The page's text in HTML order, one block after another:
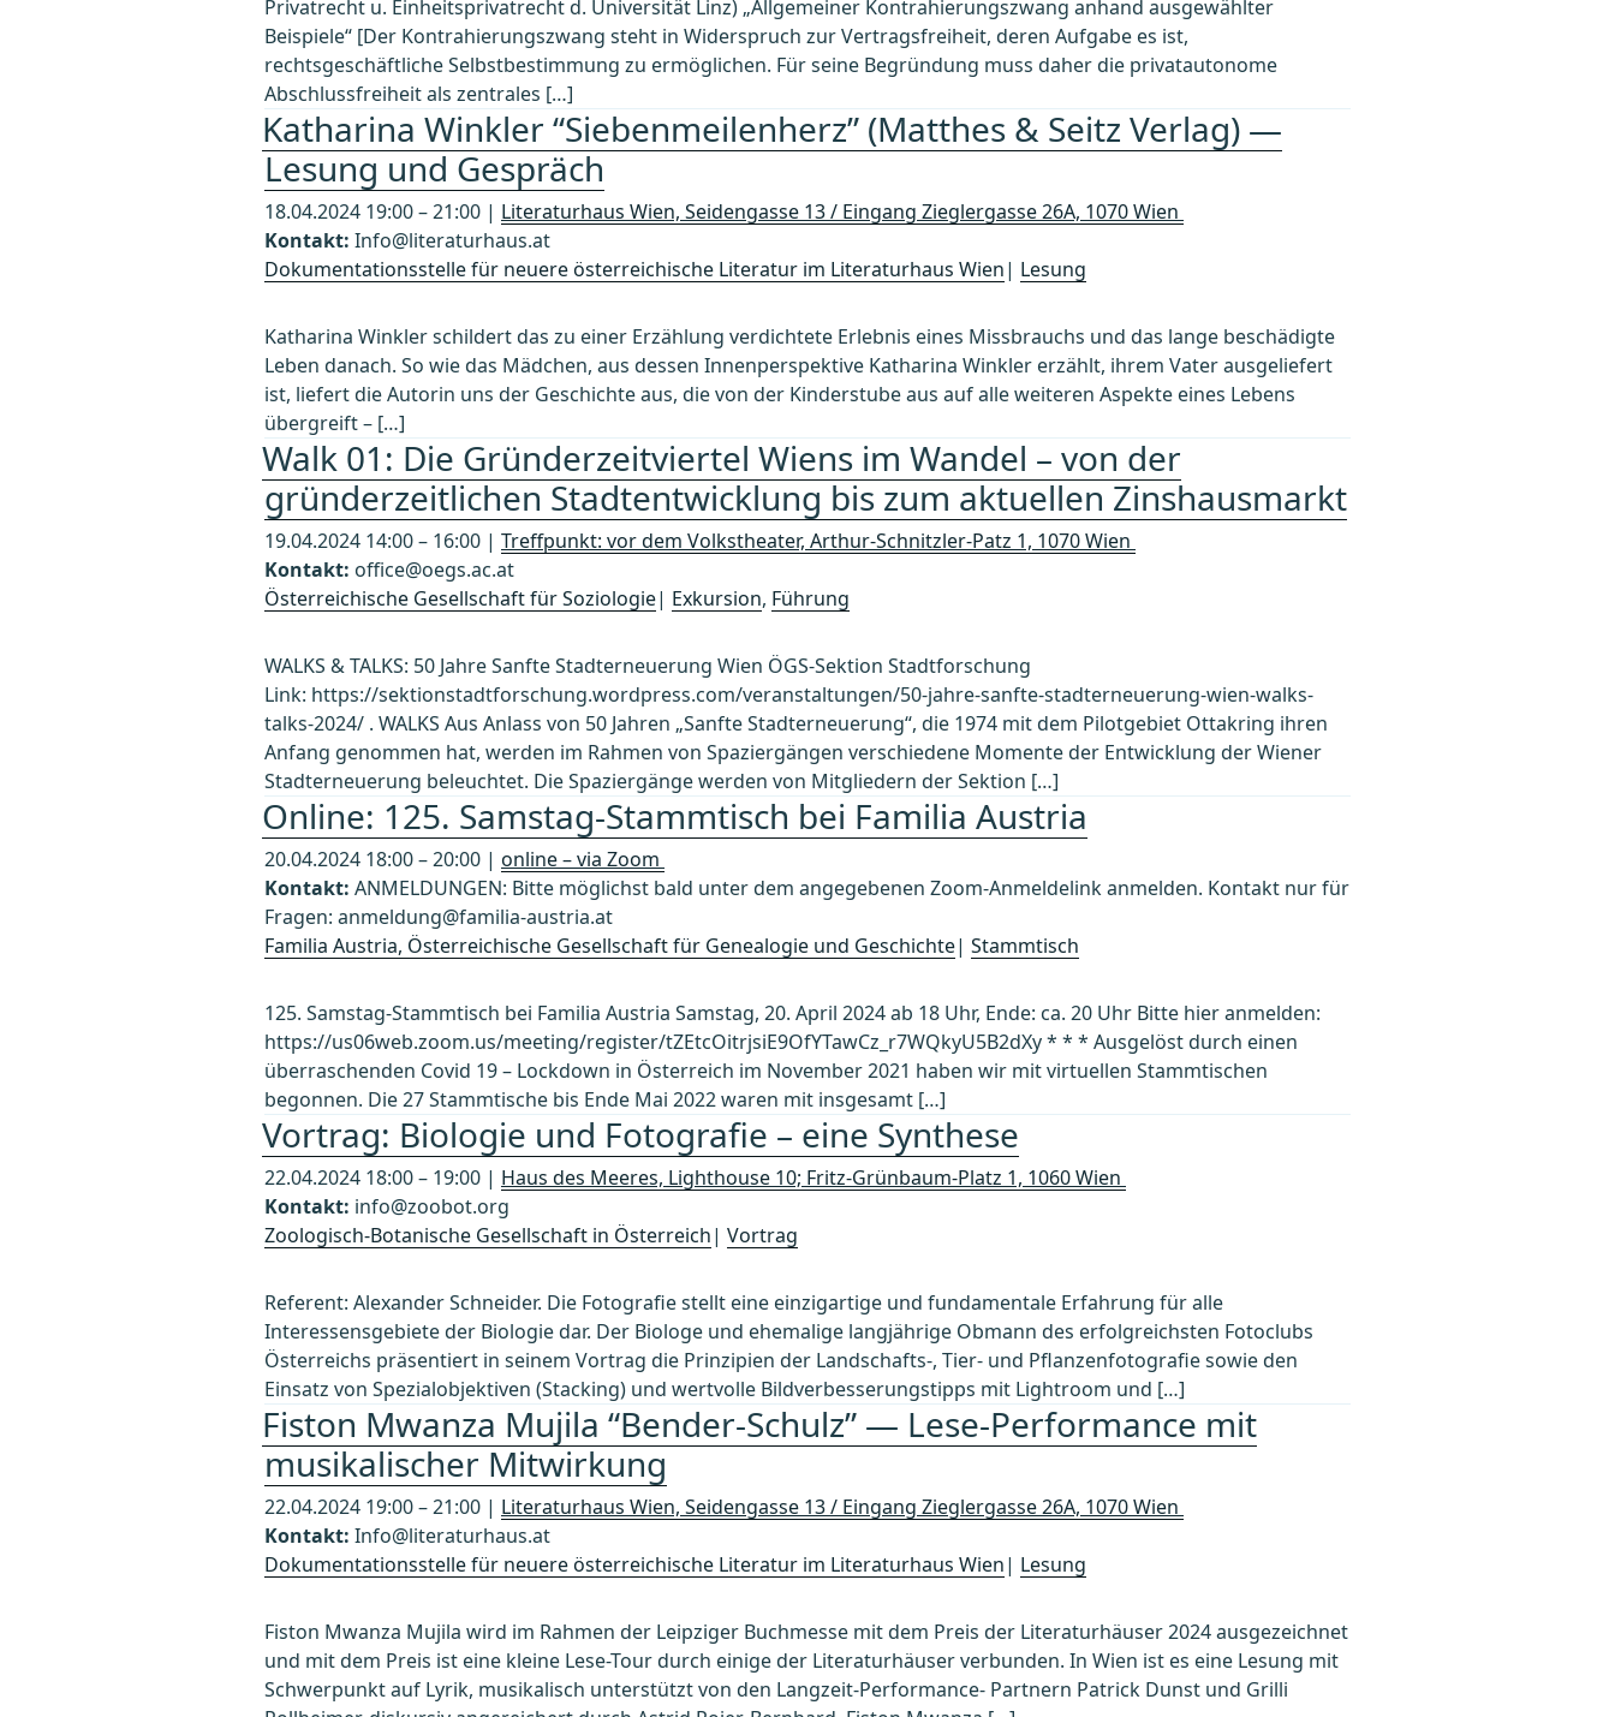
Privatrecht u. Einheitsprivatrecht d. Universität Linz) „Allgemeiner Kontrahierungszwang anhand ausgewählter
Beispiele“ [Der Kontrahierungszwang steht in Widerspruch zur Vertragsfreiheit, deren Aufgabe es ist,
rechtsgeschäftliche Selbstbestimmung zu ermöglichen. Für seine Begründung muss daher die privatautonome
Abschlussfreiheit als zentrales […]
Katharina Winkler “Siebenmeilenherz” (Matthes & Seitz Verlag) —
Lesung und Gespräch
18.04.2024 19:00 – 21:00 | Literaturhaus Wien, Seidengasse 13 / Eingang Zieglergasse 26A, 1070 Wien
Kontakt: Info@literaturhaus.at
Dokumentationsstelle für neuere österreichische Literatur im Literaturhaus Wien| Lesung
Katharina Winkler schildert das zu einer Erzählung verdichtete Erlebnis eines Missbrauchs und das lange beschädigte
Leben danach. So wie das Mädchen, aus dessen Innenperspektive Katharina Winkler erzählt, ihrem Vater ausgeliefert
ist, liefert die Autorin uns der Geschichte aus, die von der Kinderstube aus auf alle weiteren Aspekte eines Lebens
übergreift – […]
Walk 01: Die Gründerzeitviertel Wiens im Wandel – von der
gründerzeitlichen Stadtentwicklung bis zum aktuellen Zinshausmarkt
19.04.2024 14:00 – 16:00 | Treffpunkt: vor dem Volkstheater, Arthur-Schnitzler-Patz 1, 1070 Wien
Kontakt: office@oegs.ac.at
Österreichische Gesellschaft für Soziologie| Exkursion, Führung
WALKS & TALKS: 50 Jahre Sanfte Stadterneuerung Wien ÖGS-Sektion Stadtforschung
Link: https://sektionstadtforschung.wordpress.com/veranstaltungen/50-jahre-sanfte-stadterneuerung-wien-walks-
talks-2024/ . WALKS Aus Anlass von 50 Jahren „Sanfte Stadterneuerung“, die 1974 mit dem Pilotgebiet Ottakring ihren
Anfang genommen hat, werden im Rahmen von Spaziergängen verschiedene Momente der Entwicklung der Wiener
Stadterneuerung beleuchtet. Die Spaziergänge werden von Mitgliedern der Sektion […]
Online: 125. Samstag-Stammtisch bei Familia Austria
20.04.2024 18:00 – 20:00 | online – via Zoom
Kontakt: ANMELDUNGEN: Bitte möglichst bald unter dem angegebenen Zoom-Anmeldelink anmelden. Kontakt nur für
Fragen: anmeldung@familia-austria.at
Familia Austria, Österreichische Gesellschaft für Genealogie und Geschichte| Stammtisch
125. Samstag-Stammtisch bei Familia Austria Samstag, 20. April 2024 ab 18 Uhr, Ende: ca. 20 Uhr Bitte hier anmelden:
https://us06web.zoom.us/meeting/register/tZEtcOitrjsiE9OfYTawCz_r7WQkyU5B2dXy * * * Ausgelöst durch einen
überraschenden Covid 19 – Lockdown in Österreich im November 2021 haben wir mit virtuellen Stammtischen
begonnen. Die 27 Stammtische bis Ende Mai 2022 waren mit insgesamt […]
Vortrag: Biologie und Fotografie – eine Synthese
22.04.2024 18:00 – 19:00 | Haus des Meeres, Lighthouse 10; Fritz-Grünbaum-Platz 1, 1060 Wien
Kontakt: info@zoobot.org
Zoologisch-Botanische Gesellschaft in Österreich| Vortrag
Referent: Alexander Schneider. Die Fotografie stellt eine einzigartige und fundamentale Erfahrung für alle
Interessensgebiete der Biologie dar. Der Biologe und ehemalige langjährige Obmann des erfolgreichsten Fotoclubs
Österreichs präsentiert in seinem Vortrag die Prinzipien der Landschafts-, Tier- und Pflanzenfotografie sowie den
Einsatz von Spezialobjektiven (Stacking) und wertvolle Bildverbesserungstipps mit Lightroom und […]
Fiston Mwanza Mujila “Bender-Schulz” — Lese-Performance mit
musikalischer Mitwirkung
22.04.2024 19:00 – 21:00 | Literaturhaus Wien, Seidengasse 13 / Eingang Zieglergasse 26A, 1070 Wien
Kontakt: Info@literaturhaus.at
Dokumentationsstelle für neuere österreichische Literatur im Literaturhaus Wien| Lesung
Fiston Mwanza Mujila wird im Rahmen der Leipziger Buchmesse mit dem Preis der Literaturhäuser 2024 ausgezeichnet
und mit dem Preis ist eine kleine Lese-Tour durch einige der Literaturhäuser verbunden. In Wien ist es eine Lesung mit
Schwerpunkt auf Lyrik, musikalisch unterstützt von den Langzeit-Performance- Partnern Patrick Dunst und Grilli